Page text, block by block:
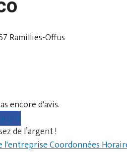
Ramillies-Offus
encore d'avis.
de l’argent !
l'entrepriseCoordonnées